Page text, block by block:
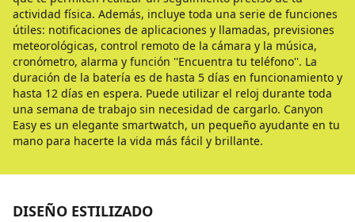
actividad física. Además, incluye toda una serie de funciones
útiles: notificaciones de aplicaciones y llamadas, previsiones
meteorológicas, control remoto de la cámara y la música,
cronómetro, alarma y función ''Encuentra tu teléfono''. La
duración de la batería es de hasta 5 días en funcionamiento y
hasta 12 días en espera. Puede utilizar el reloj durante toda
una semana de trabajo sin necesidad de cargarlo. Canyon
Easy es un elegante smartwatch, un pequeño ayudante en tu
mano para hacerte la vida más fácil y brillante.
DISEÑO ESTILIZADO